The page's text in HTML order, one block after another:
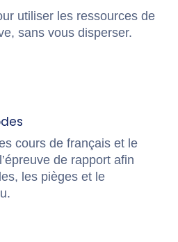
utiliser les ressources de
sans vous disperser.
cours de français et le
de rapport afin
les pièges et le